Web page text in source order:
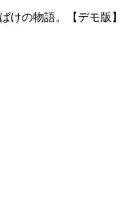
けの物語。【デモ版】